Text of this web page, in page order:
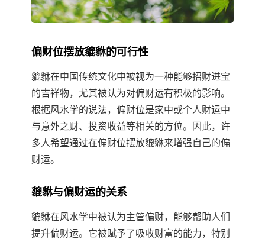
偏财位摆放貔貅的可行性
貔貅在中国传统文化中被视为一种能够招财进宝
的吉祥物，尤其被认为对偏财运有积极的影响。
根据风水学的说法，偏财位是家中或个人财运中
与意外之财、投资收益等相关的方位。因此，许
多人希望通过在偏财位摆放貔貅来增强自己的偏
财运。
貔貅与偏财运的关系
貔貅在风水学中被认为主管偏财，能够帮助人们
提升偏财运。它被赋予了吸收财富的能力，特别